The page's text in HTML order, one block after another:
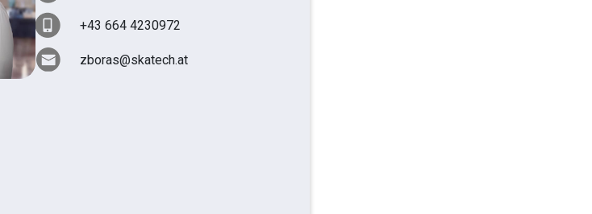
+43 664 4230972
zboras@skatech.at